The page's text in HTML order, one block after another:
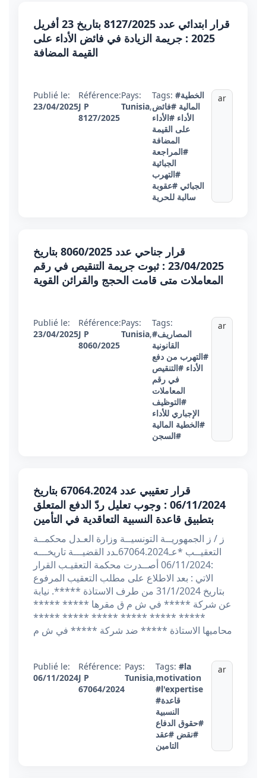
قرار ابتدائي عدد 8127/2025 بتاريخ 23 أفريل
2025 : جريمة الزيادة في فائض الأداء على
القيمة المضافة
Publié le:
23/04/2025
Référence:
J P
8127/2025
Pays:
Tunisia,
Tags: #الخطية
المالية #فائض
الأداء #الأداء
على القيمة
المضافة
#المراجعة
الجبائية
#التهرب
الجبائي #عقوبة
سالبة للحرية
ar
قرار جناحي عدد 8060/2025 بتاريخ
23/04/2025 : ثبوت جريمة التنقيص في رقم
المعاملات متى قامت الحجج والقرائن القوية
Publié le:
23/04/2025
Référence:
J P
8060/2025
Pays:
Tunisia,
Tags:
#المصاريف
القانونية
#التهرب من دفع
الأداء #التنقيص
في رقم
المعاملات
#التوظيف
الإجباري للأداء
#الخطية المالية
#السجن
ar
قرار تعقيبي عدد 67064.2024 بتاريخ
06/11/2024 : وجوب تعليل ردّ الدفع المتعلق
بتطبيق قاعدة النسبية التعاقدية في التأمين
ز / ز الجمهوريــة التونسيــة وزارة العـدل محكمــة
التعقيــب *عـ67064.2024ـدد القضيـــة تاريخـــه
:06/11/2024 أصــدرت محكمة التعقيـب القرار
الاتي : بعد الاطلاع على مطلب التعقيب المرفوع
بتاريخ 31/1/2024 من طرف الاستاذة *****. نيابة
عن شركة ***** في ش م ق مقرها ***** *****
***** ***** ***** ***** ***** *****
محاميها الاستاذة ***** ضد شركة ***** في ش م
Publié le:
06/11/2024
Référence:
J P
67064/2024
Pays:
Tunisia,
Tags: #la
motivation
#l'expertise
#قاعدة
النسبية
#حقوق الدفاع
#نقض #عقد
التامين
ar